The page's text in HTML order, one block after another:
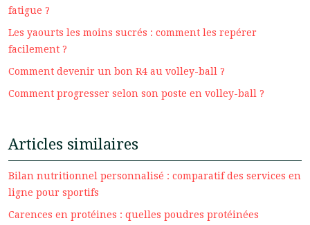
fatigue ?
Les yaourts les moins sucrés : comment les repérer
facilement ?
Comment devenir un bon R4 au volley-ball ?
Comment progresser selon son poste en volley-ball ?
Articles similaires
Bilan nutritionnel personnalisé : comparatif des services en
ligne pour sportifs
Carences en protéines : quelles poudres protéinées